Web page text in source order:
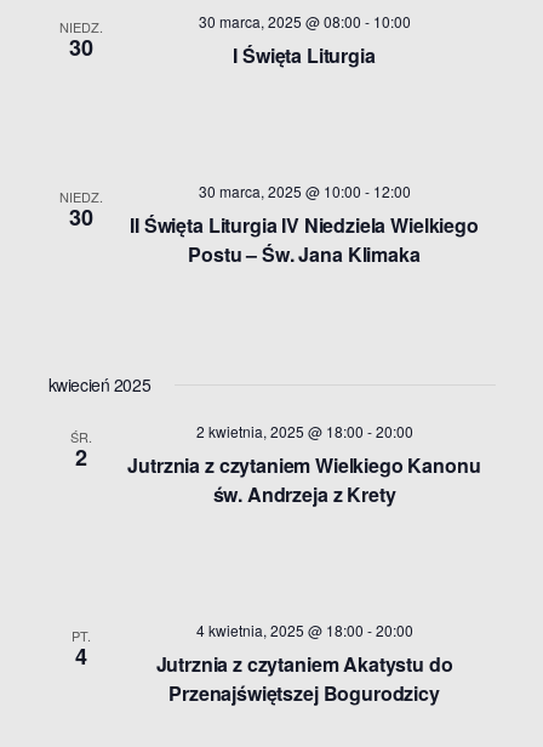
NIEDZ.
30
30 marca, 2025 @ 08:00 - 10:00
I Święta Liturgia
NIEDZ.
30
30 marca, 2025 @ 10:00 - 12:00
II Święta Liturgia IV Niedziela Wielkiego
Postu – Św. Jana Klimaka
kwiecień 2025
ŚR.
2
2 kwietnia, 2025 @ 18:00 -20:00
Jutrznia z czytaniem Wielkiego Kanonu
św. Andrzeja z Krety
PT.
4
4 kwietnia, 2025 @ 18:00 -20:00
Jutrznia z czytaniem Akatystu do
Przenajświętszej Bogurodzicy